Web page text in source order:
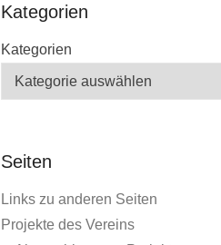
Kategorien
Kategorien
Seiten
Links zu anderen Seiten
Projekte des Vereins